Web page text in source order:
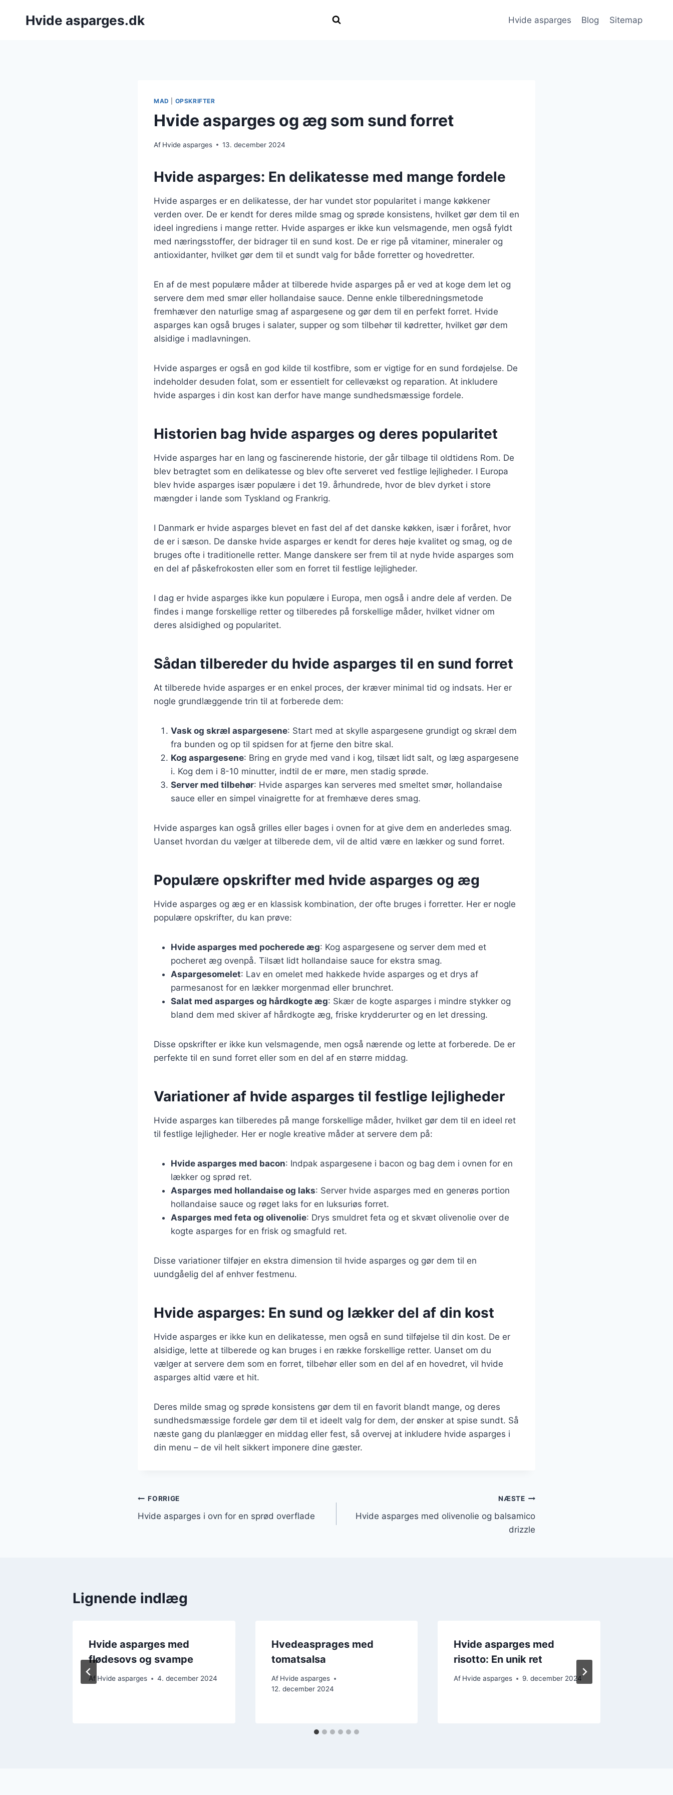
Hvide asparges.dk Hvide asparges Blog Sitemap
MAD OPSKRIFTER
Hvide asparges og æg som sund forret
Af Hvide asparges 13. december 2024
Hvide asparges: En delikatesse med mange fordele
Hvide asparges er en delikatesse, der har vundet stor popularitet i mange køkkener
verden over. De er kendt for deres milde smag og sprøde konsistens, hvilket gør dem til en
ideel ingrediens i mange retter. Hvide asparges er ikke kun velsmagende, men også fyldt
med næringsstoffer, der bidrager til en sund kost. De er rige på vitaminer, mineraler og
antioxidanter, hvilket gør dem til et sundt valg for både forretter og hovedretter.
En af de mest populære måder at tilberede hvide asparges på er ved at koge dem let og
servere dem med smør eller hollandaise sauce. Denne enkle tilberedningsmetode
fremhæver den naturlige smag af aspargesene og gør dem til en perfekt forret. Hvide
asparges kan også bruges i salater, supper og som tilbehør til kødretter, hvilket gør dem
alsidige i madlavningen.
Hvide asparges er også en god kilde til kostfibre, som er vigtige for en sund fordøjelse. De
indeholder desuden folat, som er essentielt for cellevækst og reparation. At inkludere
hvide asparges i din kost kan derfor have mange sundhedsmæssige fordele.
Historien bag hvide asparges og deres popularitet
Hvide asparges har en lang og fascinerende historie, der går tilbage til oldtidens Rom. De
blev betragtet som en delikatesse og blev ofte serveret ved festlige lejligheder. I Europa
blev hvide asparges især populære i det 19. århundrede, hvor de blev dyrket i store
mængder i lande som Tyskland og Frankrig.
I Danmark er hvide asparges blevet en fast del af det danske køkken, især i foråret, hvor
de er i sæson. De danske hvide asparges er kendt for deres høje kvalitet og smag, og de
bruges ofte i traditionelle retter. Mange danskere ser frem til at nyde hvide asparges som
en del af påskefrokosten eller som en forret til festlige lejligheder.
I dag er hvide asparges ikke kun populære i Europa, men også i andre dele af verden. De
findes i mange forskellige retter og tilberedes på forskellige måder, hvilket vidner om
deres alsidighed og popularitet.
Sådan tilbereder du hvide asparges til en sund forret
At tilberede hvide asparges er en enkel proces, der kræver minimal tid og indsats. Her er
nogle grundlæggende trin til at forberede dem:
Vask og skræl aspargesene: Start med at skylle aspargesene grundigt og skræl dem
fra bunden og op til spidsen for at fjerne den bitre skal.
Kog aspargesene: Bring en gryde med vand i kog, tilsæt lidt salt, og læg aspargesene
i. Kog dem i 8-10 minutter, indtil de er møre, men stadig sprøde.
Server med tilbehør: Hvide asparges kan serveres med smeltet smør, hollandaise
sauce eller en simpel vinaigrette for at fremhæve deres smag.
Hvide asparges kan også grilles eller bages i ovnen for at give dem en anderledes smag.
Uanset hvordan du vælger at tilberede dem, vil de altid være en lækker og sund forret.
Populære opskrifter med hvide asparges og æg
Hvide asparges og æg er en klassisk kombination, der ofte bruges i forretter. Her er nogle
populære opskrifter, du kan prøve:
Hvide asparges med pocherede æg: Kog aspargesene og server dem med et
pocheret æg ovenpå. Tilsæt lidt hollandaise sauce for ekstra smag.
Aspargesomelet: Lav en omelet med hakkede hvide asparges og et drys af
parmesanost for en lækker morgenmad eller brunchret.
Salat med asparges og hårdkogte æg: Skær de kogte asparges i mindre stykker og
bland dem med skiver af hårdkogte æg, friske krydderurter og en let dressing.
Disse opskrifter er ikke kun velsmagende, men også nærende og lette at forberede. De er
perfekte til en sund forret eller som en del af en større middag.
Variationer af hvide asparges til festlige lejligheder
Hvide asparges kan tilberedes på mange forskellige måder, hvilket gør dem til en ideel ret
til festlige lejligheder. Her er nogle kreative måder at servere dem på:
Hvide asparges med bacon: Indpak aspargesene i bacon og bag dem i ovnen for en
lækker og sprød ret.
Asparges med hollandaise og laks: Server hvide asparges med en generøs portion
hollandaise sauce og røget laks for en luksuriøs forret.
Asparges med feta og olivenolie: Drys smuldret feta og et skvæt olivenolie over de
kogte asparges for en frisk og smagfuld ret.
Disse variationer tilføjer en ekstra dimension til hvide asparges og gør dem til en
uundgåelig del af enhver festmenu.
Hvide asparges: En sund og lækker del af din kost
Hvide asparges er ikke kun en delikatesse, men også en sund tilføjelse til din kost. De er
alsidige, lette at tilberede og kan bruges i en række forskellige retter. Uanset om du
vælger at servere dem som en forret, tilbehør eller som en del af en hovedret, vil hvide
asparges altid være et hit.
Deres milde smag og sprøde konsistens gør dem til en favorit blandt mange, og deres
sundhedsmæssige fordele gør dem til et ideelt valg for dem, der ønsker at spise sundt. Så
næste gang du planlægger en middag eller fest, så overvej at inkludere hvide asparges i
din menu – de vil helt sikkert imponere dine gæster.
Indlægsnavigation
FORRIGE
Hvide asparges i ovn for en sprød overflade
NÆSTE
Hvide asparges med olivenolie og balsamico
drizzle
Lignende indlæg
Hvide asparges med
flødesovs og svampe
Af Hvide asparges 4. december 2024
Hvedeasprages med
tomatsalsa
Af Hvide asparges
12. december 2024
Hvide asparges med
risotto: En unik ret
Af Hvide asparges 9. december 2024